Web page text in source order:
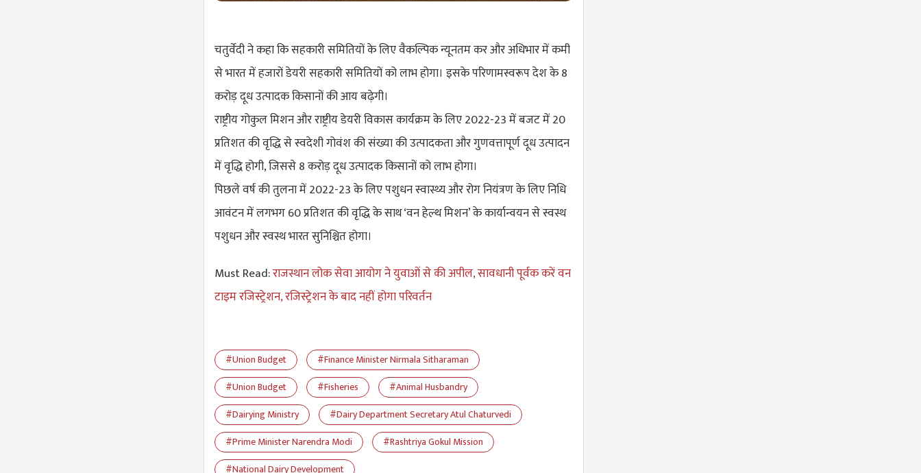
चतुर्वेदी ने कहा कि सहकारी समितियों के लिए वैकल्पिक न्यूनतम कर और अधिभार में कमी
से भारत में हजारों डेयरी सहकारी समितियों को लाभ होगा। इसके परिणामस्वरूप देश के 8
करोड़ दूध उत्पादक किसानों की आय बढ़ेगी।
राष्ट्रीय गोकुल मिशन और राष्ट्रीय डेयरी विकास कार्यक्रम के लिए 2022-23 में बजट में 20
प्रतिशत की वृद्धि से स्वदेशी गोवंश की संख्या की उत्पादकता और गुणवत्तापूर्ण दूध उत्पादन
में वृद्धि होगी, जिससे 8 करोड़ दूध उत्पादक किसानों को लाभ होगा।
पिछले वर्ष की तुलना में 2022-23 के लिए पशुधन स्वास्थ्य और रोग नियंत्रण के लिए निधि
आवंटन में लगभग 60 प्रतिशत की वृद्धि के साथ ‘वन हेल्थ मिशन’ के कार्यान्वयन से स्वस्थ
पशुधन और स्वस्थ भारत सुनिश्चित होगा।
Must Read:राजस्थान लोक सेवा आयोग ने युवाओं से की अपील, सावधानी पूर्वक करें वन
टाइम रजिस्ट्रेशन, रजिस्ट्रेशन के बाद नहीं होगा परिवर्तन
#Union Budget
#Finance Minister Nirmala Sitharaman
#Union Budget
#Fisheries
#Animal Husbandry
#Dairying Ministry
#Dairy Department Secretary Atul Chaturvedi
#Prime Minister Narendra Modi
#Rashtriya Gokul Mission
#National Dairy Development